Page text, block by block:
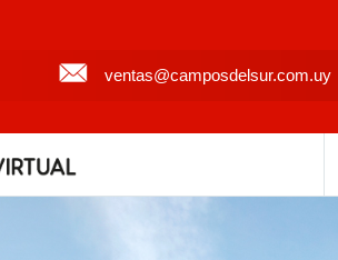
ventas@camposdelsur.com.uy